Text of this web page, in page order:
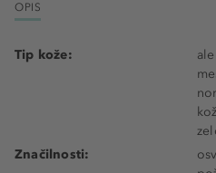
OPIS
Tip kože:
Značilnosti: